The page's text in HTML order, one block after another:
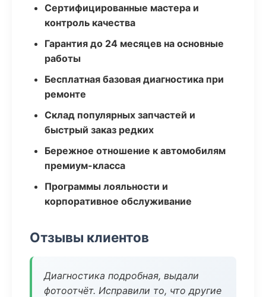
Сертифицированные мастера и
контроль качества
Гарантия до 24 месяцев на основные
работы
Бесплатная базовая диагностика при
ремонте
Склад популярных запчастей и
быстрый заказ редких
Бережное отношение к автомобилям
премиум-класса
Программы лояльности и
корпоративное обслуживание
Отзывы клиентов
Диагностика подробная, выдали
фотоотчёт. Исправили то, что другие